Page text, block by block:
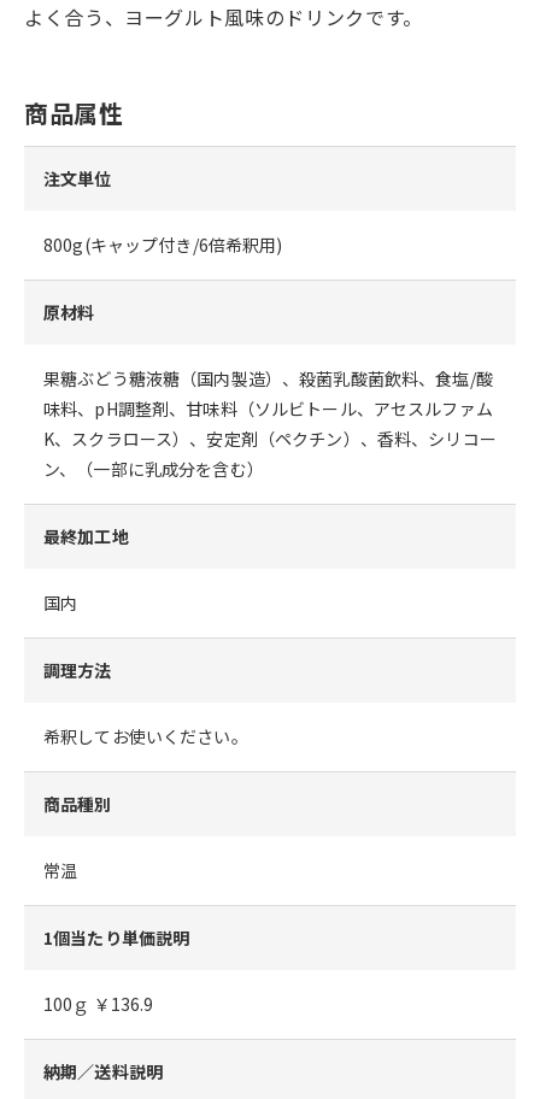
よく合う、ヨーグルト風味のドリンクです。
商品属性
注文単位
800g(キャップ付き/6倍希釈用)
原材料
果糖ぶどう糖液糖（国内製造）、殺菌乳酸菌飲料、食塩/酸
味料、pH調整剤、甘味料（ソルビトール、アセスルファム
K、スクラロース）、安定剤（ペクチン）、香料、シリコー
ン、（一部に乳成分を含む）
最終加工地
国内
調理方法
希釈してお使いください。
商品種別
常温
1個当たり単価説明
100ｇ ￥136.9
納期／送料説明